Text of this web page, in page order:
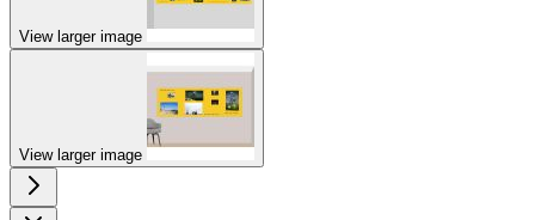
View larger image
View larger image